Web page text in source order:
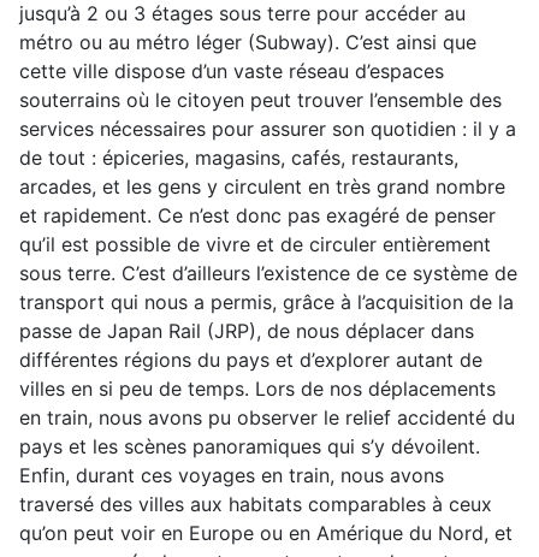
jusqu’à 2 ou 3 étages sous terre pour accéder au
métro ou au métro léger (Subway). C’est ainsi que
cette ville dispose d’un vaste réseau d’espaces
souterrains où le citoyen peut trouver l’ensemble des
services nécessaires pour assurer son quotidien : il y a
de tout : épiceries, magasins, cafés, restaurants,
arcades, et les gens y circulent en très grand nombre
et rapidement. Ce n’est donc pas exagéré de penser
qu’il est possible de vivre et de circuler entièrement
sous terre. C’est d’ailleurs l’existence de ce système de
transport qui nous a permis, grâce à l’acquisition de la
passe de Japan Rail (JRP), de nous déplacer dans
différentes régions du pays et d’explorer autant de
villes en si peu de temps. Lors de nos déplacements
en train, nous avons pu observer le relief accidenté du
pays et les scènes panoramiques qui s’y dévoilent.
Enfin, durant ces voyages en train, nous avons
traversé des villes aux habitats comparables à ceux
qu’on peut voir en Europe ou en Amérique du Nord, et